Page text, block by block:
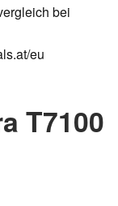
bei
eu
T7100